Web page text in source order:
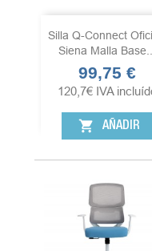
Silla Q-Connect
Siena Malla Base...
Precio
99,75 €
120,7€ IVA
shopping_cart AÑADIR